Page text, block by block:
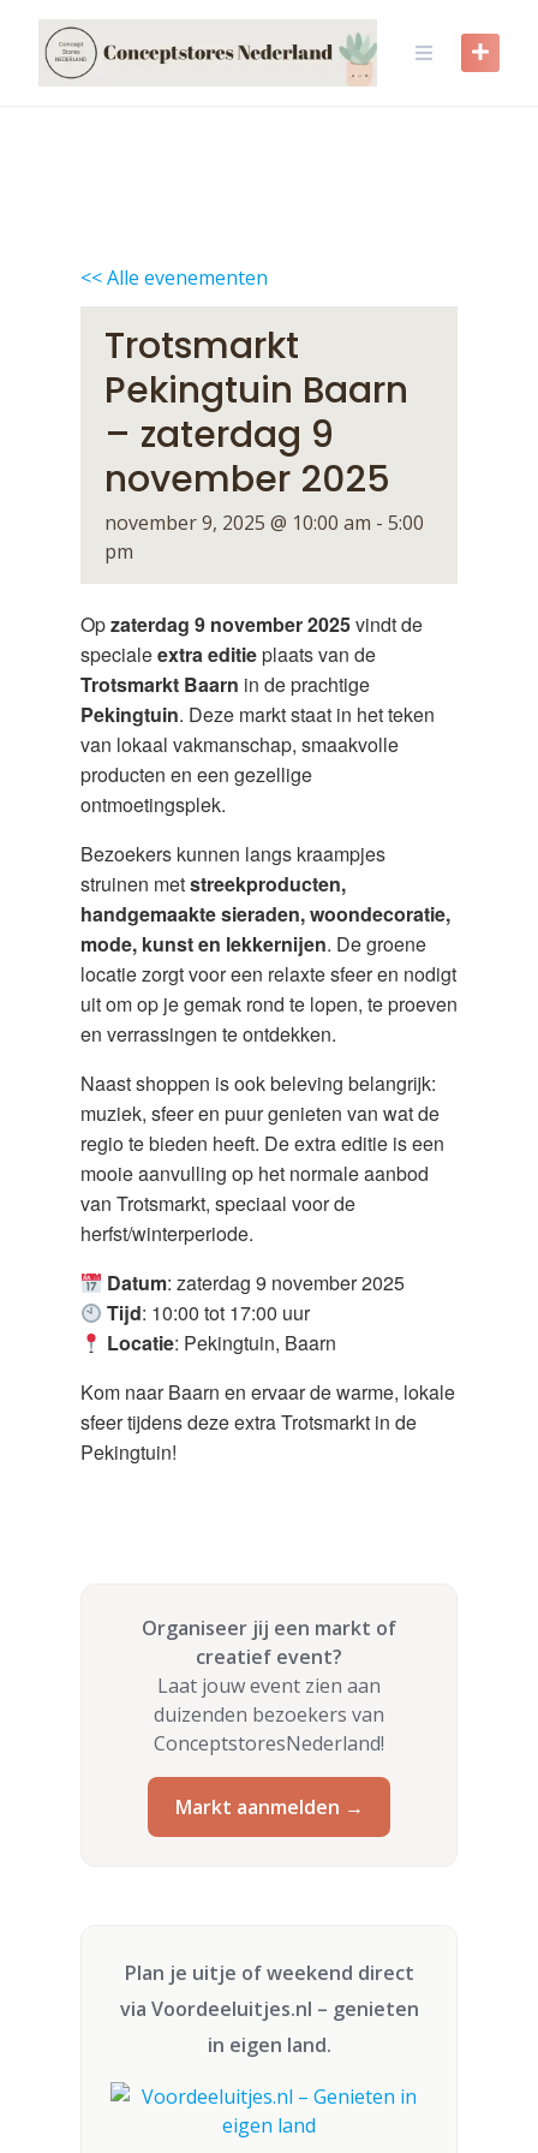
content
<< Alle evenementen
Trotsmarkt
Pekingtuin Baarn
– zaterdag 9
november 2025
november 9, 2025 @ 10:00 am - 5:00
pm
Opzaterdag 9 november 2025vindt de
specialeextra editieplaats van de
Trotsmarkt Baarn in de prachtige
Pekingtuin. Deze markt staat in het teken
van lokaal vakmanschap, smaakvolle
producten en een gezellige
ontmoetingsplek.
Bezoekers kunnen langs kraampjes
struinen metstreekproducten,
handgemaakte sieraden, woondecoratie,
mode, kunst en lekkernijen. De groene
locatie zorgt voor een relaxte sfeer en nodigt
uit om op je gemak rond te lopen, te proeven
en verrassingen te ontdekken.
Naast shoppen is ook beleving belangrijk:
muziek, sfeer en puur genieten van wat de
regio te bieden heeft. De extra editie is een
mooie aanvulling op het normale aanbod
van Trotsmarkt, speciaal voor de
herfst/winterperiode.
Datum: zaterdag 9 november 2025
Tijd: 10:00 tot 17:00 uur
Locatie: Pekingtuin, Baarn
Kom naar Baarn en ervaar de warme, lokale
sfeer tijdens deze extra Trotsmarkt in de
Pekingtuin!
Organiseer jij een markt of
creatief event?
Laat jouw event zien aan
duizenden bezoekers van
ConceptstoresNederland!
Markt aanmelden →
Plan je uitje of weekend direct
via Voordeeluitjes.nl – genieten
in eigen land.